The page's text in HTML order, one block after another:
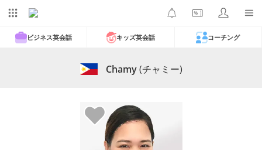
ビジネス英会話 キッズ英会話 コーチング
Chamy(チャミー)